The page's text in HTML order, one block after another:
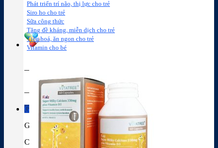
Sữa công
thức
Thành phần thuốc
Giỏ hàng
Giỏ hàng
Chưa có sản phẩm trong giỏ hàng.
Phát triển trí não, thị lực cho trẻ
Siro ho cho trẻ
Sữa công thức
Tăng đề kháng, miễn dịch cho trẻ
Tiêu hoá, ăn ngon cho trẻ
Vitamin cho bé